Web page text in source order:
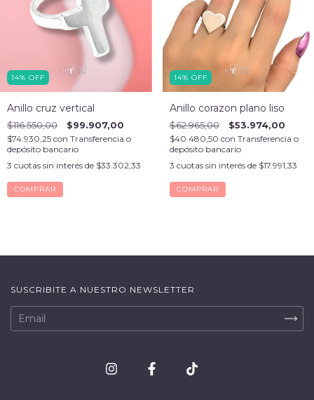
14% OFF
Anillo cruz vertical
$116.550,00 $99.907,00
$74.930,25 con Transferencia o
depósito bancario
3 cuotas sin interés de $33.302,33
COMPRAR
14% OFF
Anillo corazon plano liso
$62.965,00 $53.974,00
$40.480,50 con Transferencia o
depósito bancario
3 cuotas sin interés de $17.991,33
COMPRAR
SUSCRIBITE A NUESTRO NEWSLETTER